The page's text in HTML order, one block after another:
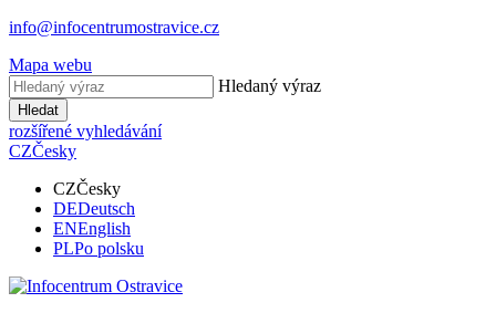
info@infocentrumostravice.cz
Mapa webu
Hledaný výraz
Hledat
rozšířené vyhledávání
CZČesky
CZČesky
DEDeutsch
ENEnglish
PLPo polsku